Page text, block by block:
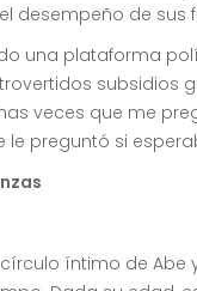
desempeño de sus
una plataforma
subsidios
veces que me
le preguntó si
íntimo de